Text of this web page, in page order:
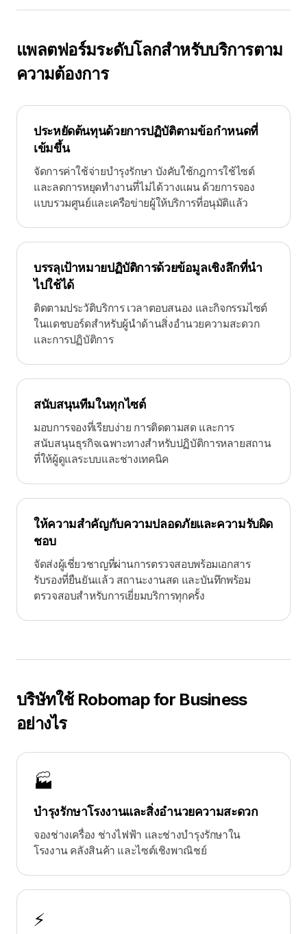
แพลตฟอร์มระดับโลกสำหรับบริการตาม
ความต้องการ
ประหยัดต้นทุนด้วยการปฏิบัติตามข้อกำหนดที่
เข้มขึ้น
จัดการค่าใช้จ่ายบำรุงรักษา บังคับใช้กฎการใช้ไซต์
และลดการหยุดทำงานที่ไม่ได้วางแผน ด้วยการจอง
แบบรวมศูนย์และเครือข่ายผู้ให้บริการที่อนุมัติแล้ว
บรรลุเป้าหมายปฏิบัติการด้วยข้อมูลเชิงลึกที่นำ
ไปใช้ได้
ติดตามประวัติบริการ เวลาตอบสนอง และกิจกรรมไซต์
ในแดชบอร์ดสำหรับผู้นำด้านสิ่งอำนวยความสะดวก
และการปฏิบัติการ
สนับสนุนทีมในทุกไซต์
มอบการจองที่เรียบง่าย การติดตามสด และการ
สนับสนุนธุรกิจเฉพาะทางสำหรับปฏิบัติการหลายสถาน
ที่ให้ผู้ดูแลระบบและช่างเทคนิค
ให้ความสำคัญกับความปลอดภัยและความรับผิด
ชอบ
จัดส่งผู้เชี่ยวชาญที่ผ่านการตรวจสอบพร้อมเอกสาร
รับรองที่ยืนยันแล้ว สถานะงานสด และบันทึกพร้อม
ตรวจสอบสำหรับการเยี่ยมบริการทุกครั้ง
บริษัทใช้ Robomap for Business
อย่างไร
🏭
บำรุงรักษาโรงงานและสิ่งอำนวยความสะดวก
จองช่างเครื่อง ช่างไฟฟ้า และช่างบำรุงรักษาใน
โรงงาน คลังสินค้า และไซต์เชิงพาณิชย์
⚡